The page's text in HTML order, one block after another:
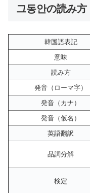
그동안の読み方
韓国語表記
意味
読み方
発音（ローマ字）
発音（カナ）
発音（仮名）
英語翻訳
品詞分解
検定